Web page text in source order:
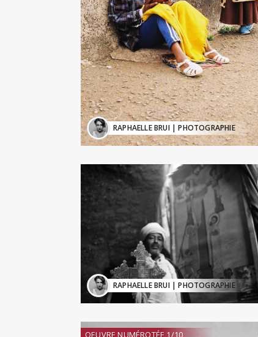
RAPHAELLE BRUI| PHOTOGRAPHIE
RAPHAELLE BRUI| PHOTOGRAPHIE
OEUVRE NUMÉROTÉE 1/10